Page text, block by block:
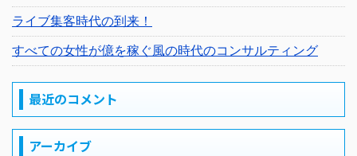
ライブ集客時代の到来！
すべての女性が億を稼ぐ風の時代のコンサルティング
最近のコメント
アーカイブ